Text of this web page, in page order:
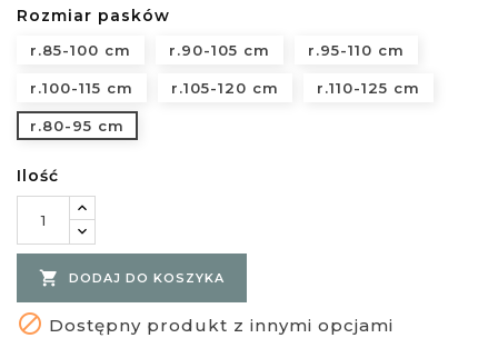
Rozmiar pasków
r.85-100 cm r.90-105 cm r.95-110 cm
r.100-115 cm r.105-120 cm r.110-125 cm
r.80-95 cm
Ilość
 DODAJ DO KOSZYKA
 Dostępny produkt z innymi opcjami